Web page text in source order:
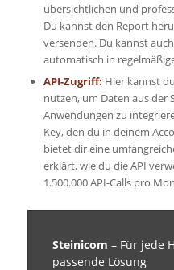
übersichtlichen und
Du kannst den Report
versenden. Du kannst
automatisch in
API-Zugriff: Hier kannst
nutzen, um Daten aus der
Anwendungen zu
Key, den du in deinem
bietet dir eine
erklärt, wie du die API
1.500.000 API-Calls pro
Steinicom – Für jede
passende Lösung